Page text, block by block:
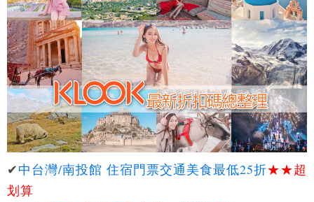
✔中台灣/南投館 住宿門票交通美食最低25折★★超
划算